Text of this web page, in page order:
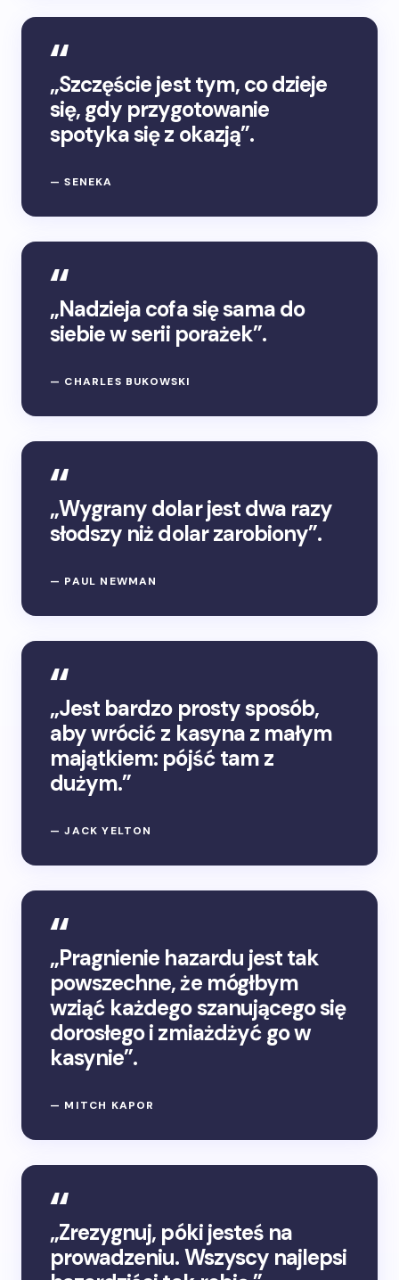
„Szczęście jest tym, co dzieje
się, gdy przygotowanie
spotyka się z okazją”.
— SENEKA
„Nadzieja cofa się sama do
siebie w serii porażek”.
— CHARLES BUKOWSKI
„Wygrany dolar jest dwa razy
słodszy niż dolar zarobiony”.
— PAUL NEWMAN
„Jest bardzo prosty sposób,
aby wrócić z kasyna z małym
majątkiem: pójść tam z
dużym.”
— JACK YELTON
„Pragnienie hazardu jest tak
powszechne, że mógłbym
wziąć każdego szanującego się
dorosłego i zmiażdżyć go w
kasynie”.
— MITCH KAPOR
„Zrezygnuj, póki jesteś na
prowadzeniu. Wszyscy najlepsi